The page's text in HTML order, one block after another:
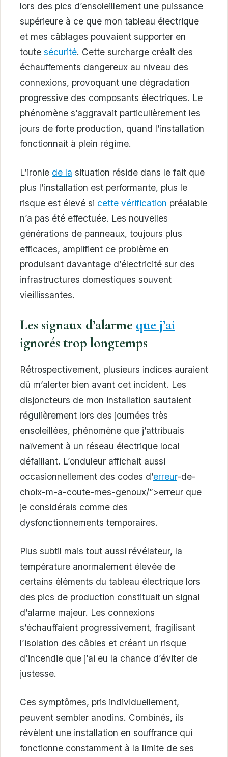
lors des pics d’ensoleillement une puissance
supérieure à ce que mon tableau électrique
et mes câblages pouvaient supporter en
toute sécurité. Cette surcharge créait des
échauffements dangereux au niveau des
connexions, provoquant une dégradation
progressive des composants électriques. Le
phénomène s’aggravait particulièrement les
jours de forte production, quand l’installation
fonctionnait à plein régime.
L’ironie de la situation réside dans le fait que
plus l’installation est performante, plus le
risque est élevé si cette vérification préalable
n’a pas été effectuée. Les nouvelles
générations de panneaux, toujours plus
efficaces, amplifient ce problème en
produisant davantage d’électricité sur des
infrastructures domestiques souvent
vieillissantes.
Les signaux d’alarme que j’ai
ignorés trop longtemps
Rétrospectivement, plusieurs indices auraient
dû m’alerter bien avant cet incident. Les
disjoncteurs de mon installation sautaient
régulièrement lors des journées très
ensoleillées, phénomène que j’attribuais
naïvement à un réseau électrique local
défaillant. L’onduleur affichait aussi
occasionnellement des codes d’erreur-de-
choix-m-a-coute-mes-genoux/”>erreur que
je considérais comme des
dysfonctionnements temporaires.
Plus subtil mais tout aussi révélateur, la
température anormalement élevée de
certains éléments du tableau électrique lors
des pics de production constituait un signal
d’alarme majeur. Les connexions
s’échauffaient progressivement, fragilisant
l’isolation des câbles et créant un risque
d’incendie que j’ai eu la chance d’éviter de
justesse.
Ces symptômes, pris individuellement,
peuvent sembler anodins. Combinés, ils
révèlent une installation en souffrance qui
fonctionne constamment à la limite de ses